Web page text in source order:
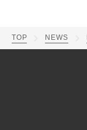
TOP NEWS